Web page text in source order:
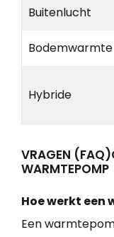
Buitenlucht
Bodemwarmte
Hybride
VRAGEN
WARMTEPOMP
Hoe werkt een
Een